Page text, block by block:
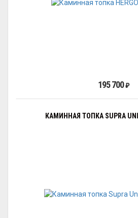
195 700₽
КАМИННАЯ ТОПКА SUPRA